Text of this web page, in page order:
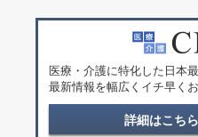
医療・介護に特化した日本
最新情報を幅広くイチ早くお
詳細はこち